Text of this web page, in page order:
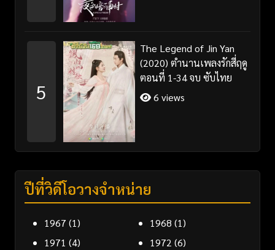
5
The Legend of Jin Yan
(2020) ตำนานเพลงรักสี่ฤดู
ตอนที่ 1-34 จบ ซับไทย
6 views
ปีที่วิดีโอวางจำหน่าย
1967 (1) 1968 (1)
1971 (4) 1972 (6)